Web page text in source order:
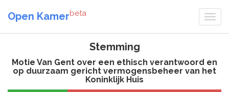
Open Kamerbeta
Stemming
Motie Van Gent over een ethisch verantwoord en
op duurzaam gericht vermogensbeheer van het
Koninklijk Huis